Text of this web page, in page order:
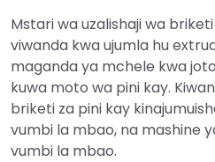
Mstari wa uzalishaji wa
viwanda kwa ujumla hu
maganda ya mchele kwa
kuwa moto wa pini kay.
briketi za pini kay
vumbi la mbao, na mashine
vumbi la mbao.